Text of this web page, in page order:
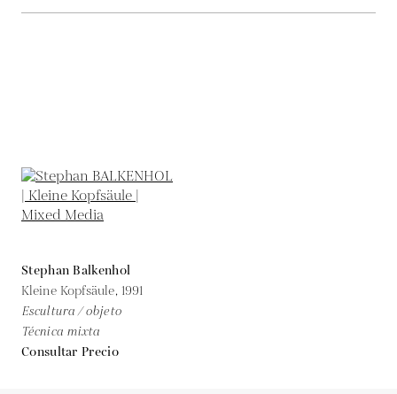
Stephan Balkenhol
Kleine Kopfsäule, 1991
Escultura / objeto
Técnica mixta
Consultar Precio